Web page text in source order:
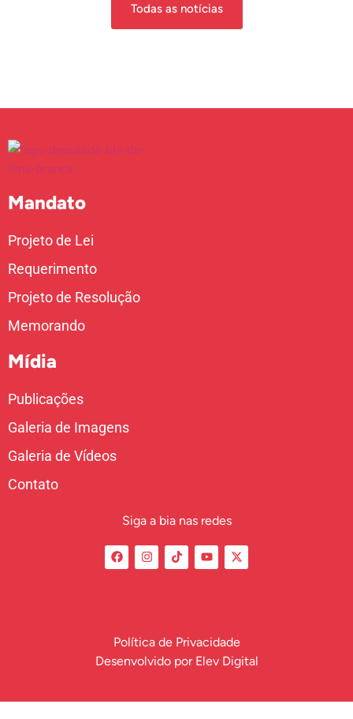
Todas as notícias
Mandato
Projeto de Lei
Requerimento
Projeto de Resolução
Memorando
Mídia
Publicações
Galeria de Imagens
Galeria de Vídeos
Contato
Siga a bia nas redes
Política de Privacidade
Desenvolvido por Elev Digital